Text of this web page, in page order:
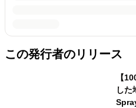
この発行者のリリース
【
した